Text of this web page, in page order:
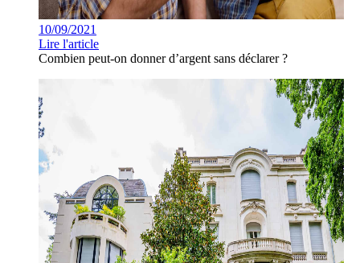
10/09/2021
Lire l'article
Combien peut-on donner d’argent sans déclarer ?